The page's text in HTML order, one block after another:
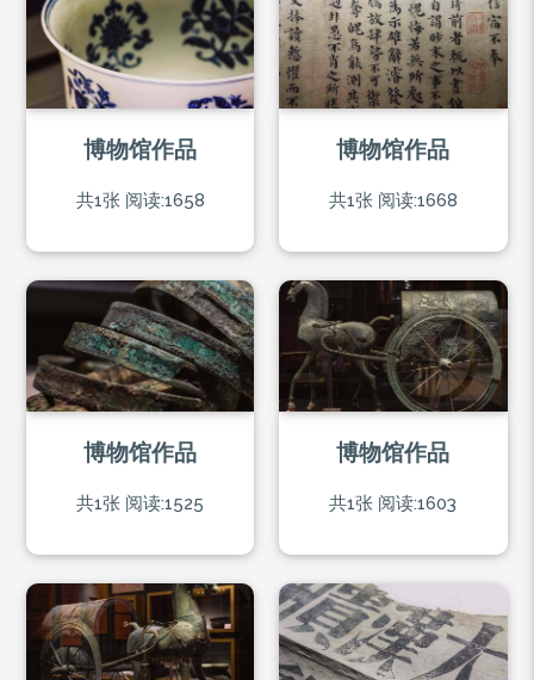
博物馆作品
共1张 阅读:1658
博物馆作品
共1张 阅读:1668
博物馆作品
共1张 阅读:1525
博物馆作品
共1张 阅读:1603